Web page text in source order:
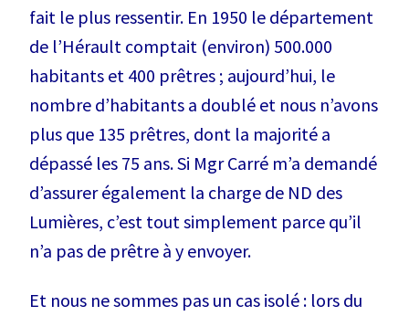
fait le plus ressentir. En 1950 le département
de l’Hérault comptait (environ) 500.000
habitants et 400 prêtres ; aujourd’hui, le
nombre d’habitants a doublé et nous n’avons
plus que 135 prêtres, dont la majorité a
dépassé les 75 ans. Si Mgr Carré m’a demandé
d’assurer également la charge de ND des
Lumières, c’est tout simplement parce qu’il
n’a pas de prêtre à y envoyer.
Et nous ne sommes pas un cas isolé : lors du